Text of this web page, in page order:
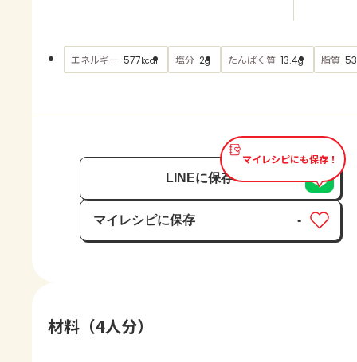
AJINOMOTO PARK とは
エネルギー 577kcal 塩分 2g たんぱく質 13.4g 脂質
マイレシピにも保存！
LINEに保存
マイレシピに保存
保存済み
-
材料（4人分）